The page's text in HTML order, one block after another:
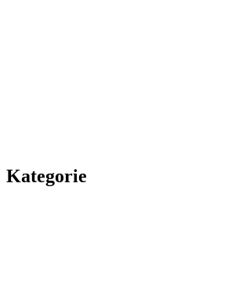
Kategorie